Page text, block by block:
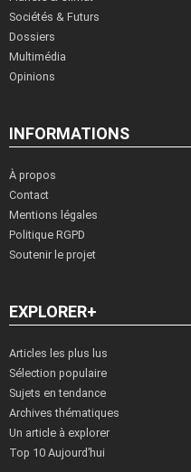
Sociétés & Futurs
Dossiers
Multimédia
Opinions
INFORMATIONS
À propos
Contact
Mentions légales
Politique RGPD
Soutenir le projet
EXPLORER+
Articles les plus lus
Sélection populaire
Sujets en tendance
Archives thématiques
Un article à explorer
Top 10 Aujourd’hui